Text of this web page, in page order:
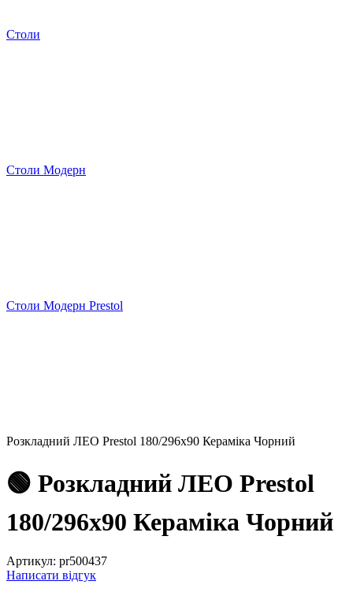
Столи
Столи Модерн
Столи Модерн Prestol
Розкладний ЛЕО Prestol 180/296x90 Кераміка Чорний
🟢 Розкладний ЛЕО Prestol
180/296x90 Кераміка Чорний
Артикул: pr500437
Написати відгук